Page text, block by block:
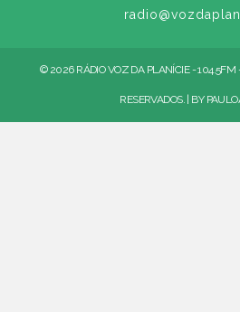
© 2026 RÁDIO VOZ DA PLANÍCIE - 104.5FM
RESERVADOS. | BY